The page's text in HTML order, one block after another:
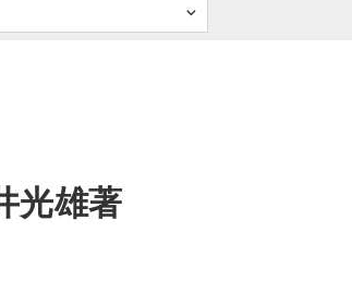
光雄著